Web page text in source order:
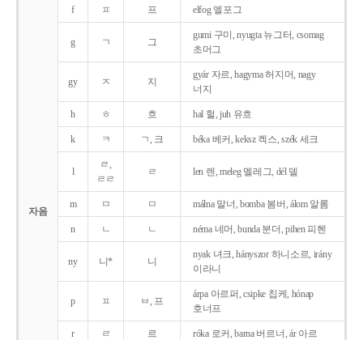
자음
f ㅍ 프 elfog 엘포그
g ㄱ 그
gumi 구미, nyugta 뉴그터, csomag
초머그
gy ㅈ 지
gyár 자르, hagyma 허지머, nagy
너지
h ㅎ 흐 hal 헐, juh 유흐
k ㅋ ㄱ, 크 béka 베커, keksz 켁스, szék 세크
l
ㄹ,
ㄹㄹ
ㄹ len 렌, meleg 멜레그, dél 델
m ㅁ ㅁ málna 말너, bomba 봄버, álom 알롬
n ㄴ ㄴ néma 네머, bunda 분더, pihen 피헨
ny 니* 니
nyak 녀크, hányszor 하니소르, irány
이라니
p ㅍ ㅂ, 프
árpa 아르퍼, csipke 칩케, hónap
호너프
r ㄹ 르 róka 로커, barna 버르너, ár 아르